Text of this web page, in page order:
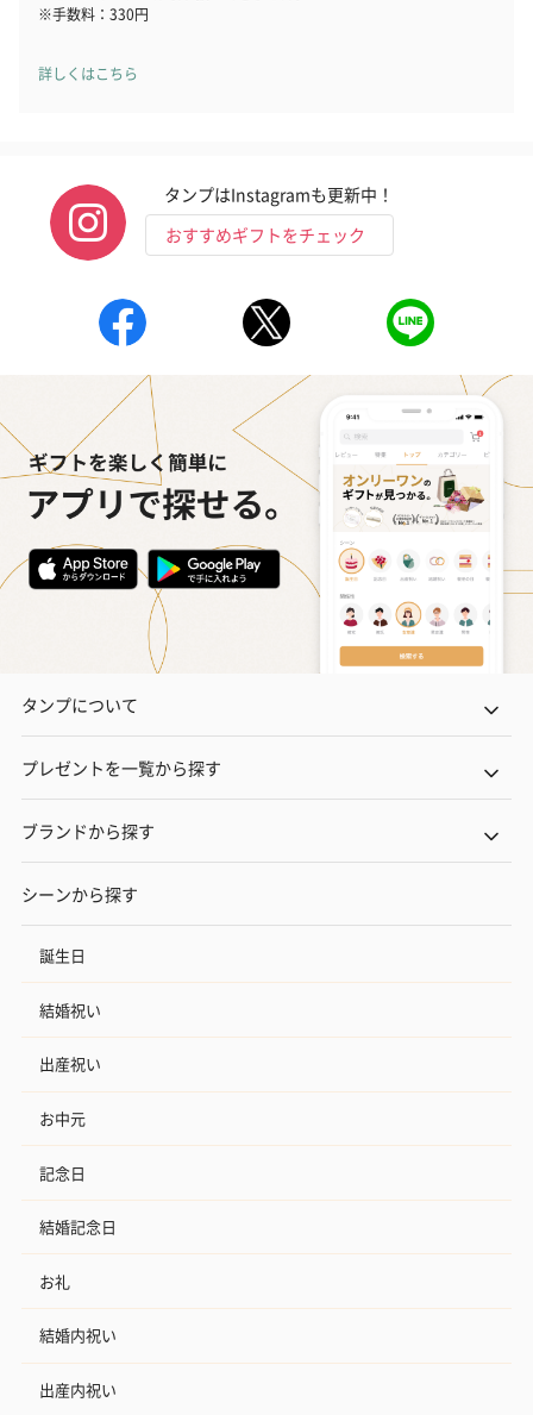
※手数料：330円
詳しくはこちら
タンプはInstagramも更新中！
おすすめギフトをチェック
タンプについて
プレゼントを一覧から探す
ブランドから探す
シーンから探す
誕生日
結婚祝い
出産祝い
お中元
記念日
結婚記念日
お礼
結婚内祝い
出産内祝い